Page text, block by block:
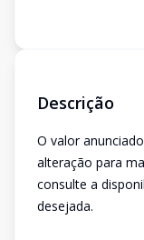
Descrição
O valor
alteração para
consulte a
desejada.